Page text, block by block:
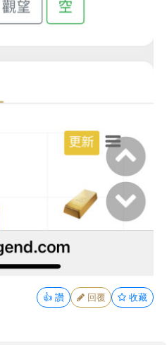
👍 讚 回覆 收藏